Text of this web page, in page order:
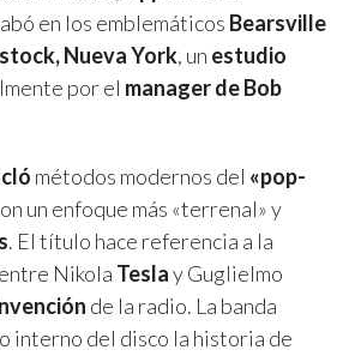
en los emblemáticos Bearsville
Nueva York, un estudio
por el manager de Bob
métodos modernos del «pop-
un enfoque más «terrenal» y
. El título hace referencia a la
entre Nikola Teslay Guglielmo
de la radio. La banda
interno del disco la historia de